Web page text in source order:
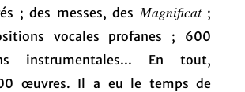
; des messes, des Magnificat;
vocales profanes ; 600
instrumentales... En tout,
œuvres. Il a eu le temps de